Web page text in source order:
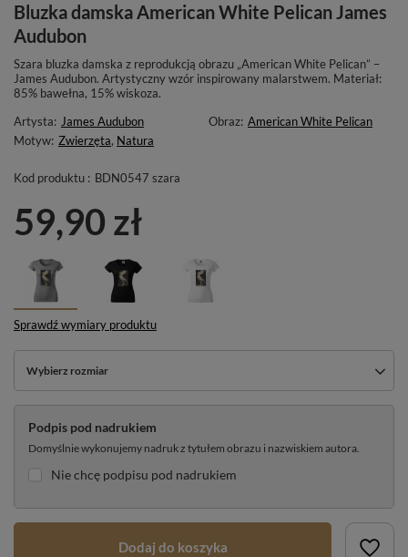
Bluzka damska American White Pelican James
Audubon
Szara bluzka damska z reprodukcją obrazu „American White Pelican” –
James Audubon. Artystyczny wzór inspirowany malarstwem. Materiał:
85% bawełna, 15% wiskoza.
Artysta: James Audubon Obraz: American White Pelican
Motyw: Zwierzęta, Natura
Kod produktu : BDN0547 szara
59,90 zł
Sprawdź wymiary produktu
Wybierz rozmiar
Podpis pod nadrukiem
Domyślnie wykonujemy nadruk z tytułem obrazu i nazwiskiem autora.
Nie chcę podpisu pod nadrukiem
Dodaj do koszyka